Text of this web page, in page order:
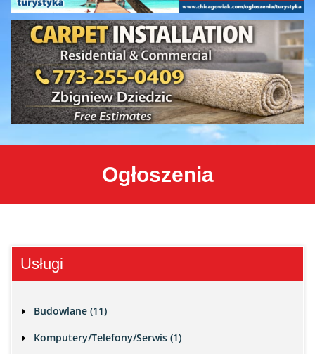
Ogłoszenia
Usługi
Budowlane (11)
Komputery/Telefony/Serwis (1)